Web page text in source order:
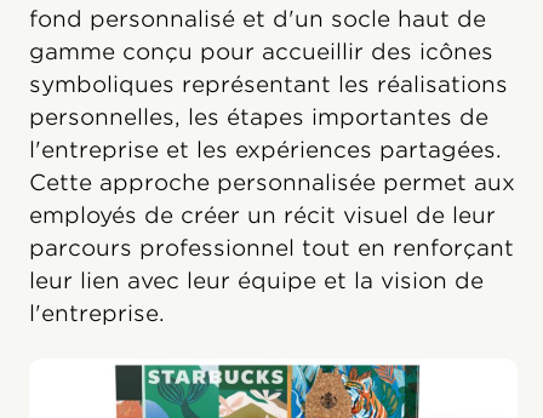
fond personnalisé et d'un socle haut de
gamme conçu pour accueillir des icônes
symboliques représentant les réalisations
personnelles, les étapes importantes de
l'entreprise et les expériences partagées.
Cette approche personnalisée permet aux
employés de créer un récit visuel de leur
parcours professionnel tout en renforçant
leur lien avec leur équipe et la vision de
l'entreprise.